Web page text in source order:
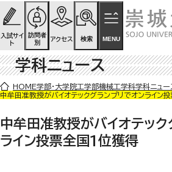
ページの先頭です
ページ内を移動するためのリンク
本文(c)へ
入試サイ
ト
訪問者
別
アクセス 検索 MENU
ここから本文です。
学科ニュース
HOME学部・大学院工学部機械工学科学科ニュー
中牟田准教授がバイオテックグランプリでオンライン
中牟田准教授がバイオテック
ライン投票全国1位獲得